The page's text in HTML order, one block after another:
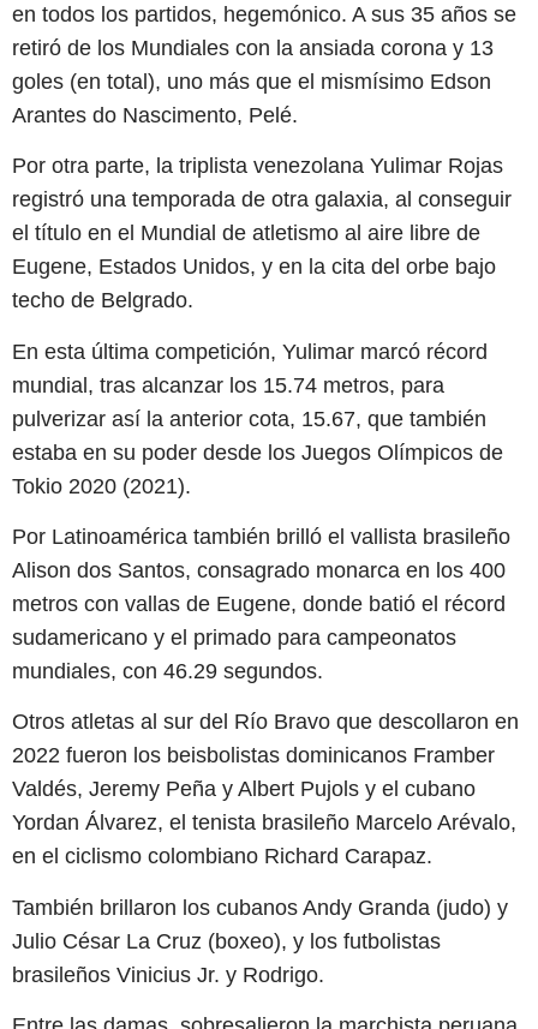
en todos los partidos, hegemónico. A sus 35 años se
retiró de los Mundiales con la ansiada corona y 13
goles (en total), uno más que el mismísimo Edson
Arantes do Nascimento, Pelé.
Por otra parte, la triplista venezolana Yulimar Rojas
registró una temporada de otra galaxia, al conseguir
el título en el Mundial de atletismo al aire libre de
Eugene, Estados Unidos, y en la cita del orbe bajo
techo de Belgrado.
En esta última competición, Yulimar marcó récord
mundial, tras alcanzar los 15.74 metros, para
pulverizar así la anterior cota, 15.67, que también
estaba en su poder desde los Juegos Olímpicos de
Tokio 2020 (2021).
Por Latinoamérica también brilló el vallista brasileño
Alison dos Santos, consagrado monarca en los 400
metros con vallas de Eugene, donde batió el récord
sudamericano y el primado para campeonatos
mundiales, con 46.29 segundos.
Otros atletas al sur del Río Bravo que descollaron en
2022 fueron los beisbolistas dominicanos Framber
Valdés, Jeremy Peña y Albert Pujols y el cubano
Yordan Álvarez, el tenista brasileño Marcelo Arévalo,
en el ciclismo colombiano Richard Carapaz.
También brillaron los cubanos Andy Granda (judo) y
Julio César La Cruz (boxeo), y los futbolistas
brasileños Vinicius Jr. y Rodrigo.